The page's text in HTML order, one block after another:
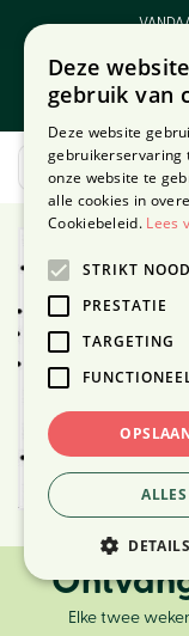
Elke twee
Deze
gebruik van
Deze website
gebruikerservaring
onze website te
alle cookies in
Cookiebeleid. Lees
STRIKT
PRESTATIE
TARGETING